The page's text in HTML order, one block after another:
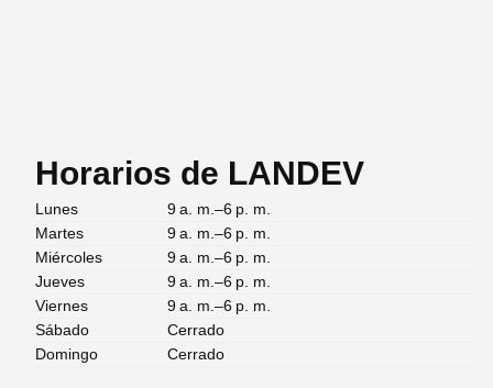
Horarios de LANDEV
Lunes
9 a. m.–6 p. m.
Martes
9 a. m.–6 p. m.
Miércoles
9 a. m.–6 p. m.
Jueves
9 a. m.–6 p. m.
Viernes
9 a. m.–6 p. m.
Sábado
Cerrado
Domingo
Cerrado